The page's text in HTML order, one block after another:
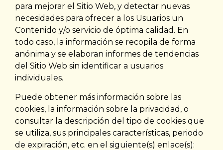
para mejorar el Sitio Web, y detectar nuevas
necesidades para ofrecer a los Usuarios un
Contenido y/o servicio de óptima calidad. En
todo caso, la información se recopila de forma
anónima y se elaboran informes de tendencias
del Sitio Web sin identificar a usuarios
individuales.
Puede obtener más información sobre las
cookies, la información sobre la privacidad, o
consultar la descripción del tipo de cookies que
se utiliza, sus principales características, periodo
de expiración, etc. en el siguiente(s) enlace(s):